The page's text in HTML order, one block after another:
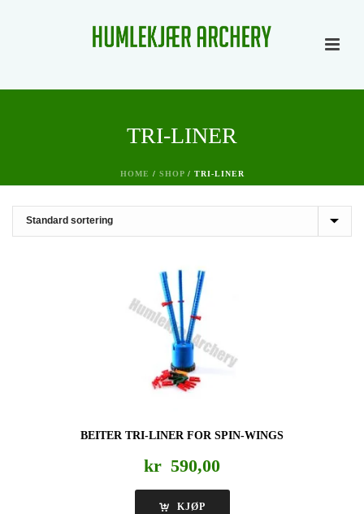
TRI-LINER
HOME / SHOP/ TRI-LINER
BEITER TRI-LINER FOR SPIN-WINGS
kr 590,00
KJØP